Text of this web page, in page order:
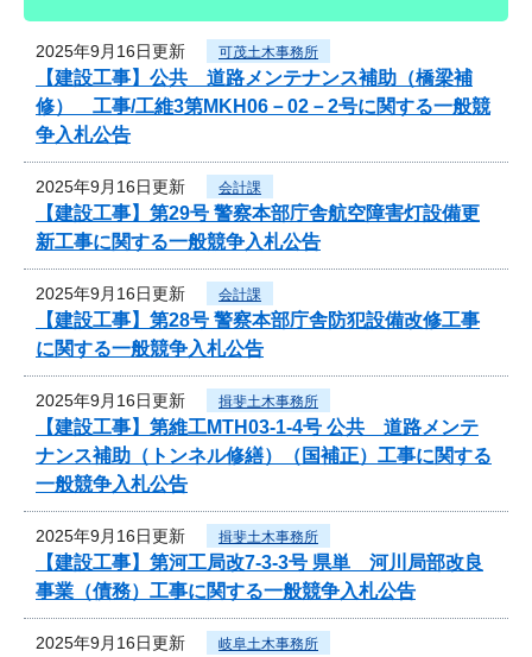
2025年9月16日更新 可茂土木事務所
【建設工事】公共 道路メンテナンス補助（橋梁補
修） 工事/工維3第MKH06－02－2号に関する一般競
争入札公告
2025年9月16日更新 会計課
【建設工事】第29号 警察本部庁舎航空障害灯設備更
新工事に関する一般競争入札公告
2025年9月16日更新 会計課
【建設工事】第28号 警察本部庁舎防犯設備改修工事
に関する一般競争入札公告
2025年9月16日更新 揖斐土木事務所
【建設工事】第維工MTH03-1-4号 公共 道路メンテ
ナンス補助（トンネル修繕）（国補正）工事に関する
一般競争入札公告
2025年9月16日更新 揖斐土木事務所
【建設工事】第河工局改7-3-3号 県単 河川局部改良
事業（債務）工事に関する一般競争入札公告
2025年9月16日更新 岐阜土木事務所